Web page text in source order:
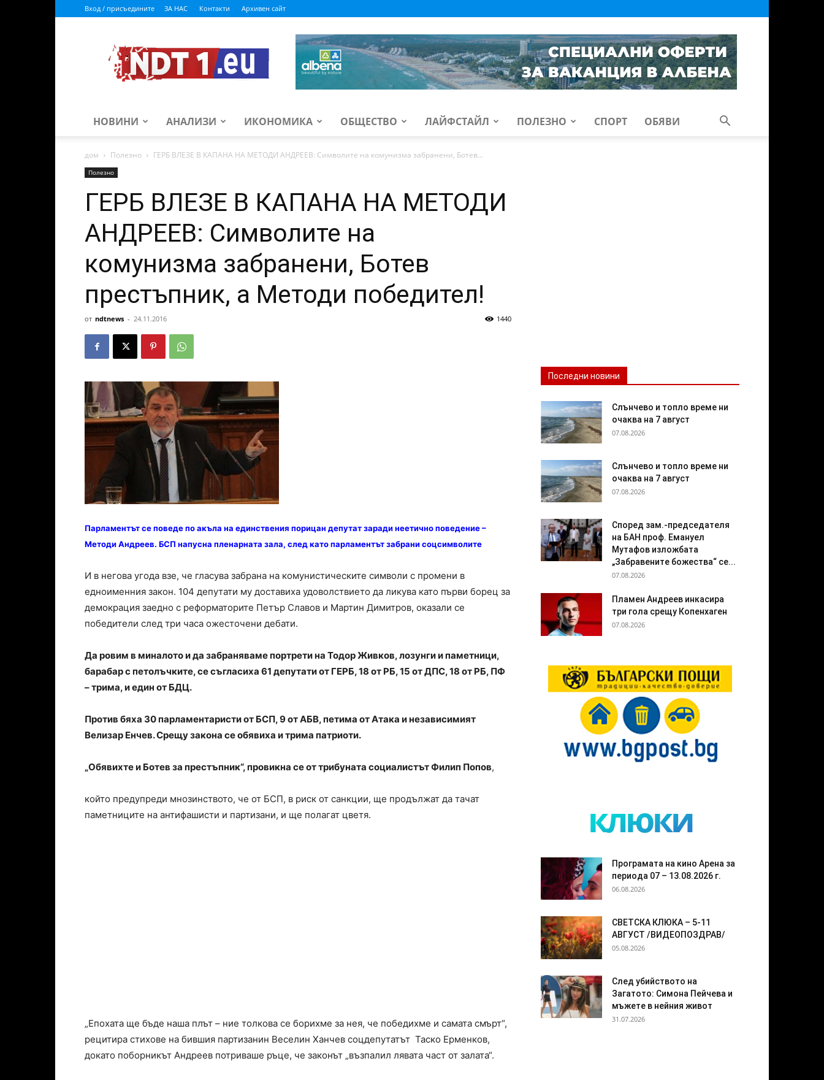
Вход / присъедините ЗА НАС Контакти Архивен сайт
НОВИНИ АНАЛИЗИ ИКОНОМИКА ОБЩЕСТВО ЛАЙФСТАЙЛ ПОЛЕЗНО СПОРТ ОБЯВИ
дом Полезно ГЕРБ ВЛЕЗЕ В КАПАНА НА МЕТОДИ АНДРЕЕВ: Символите на комунизма забранени, Ботев...
Полезно
ГЕРБ ВЛЕЗЕ В КАПАНА НА МЕТОДИ
АНДРЕЕВ: Символите на
комунизма забранени, Ботев
престъпник, а Методи победител!
от ndtnews - 24.11.2016 1440
Парламентът се поведе по акъла на единствения порицан депутат заради неетично поведение –
Методи Андреев. БСП напусна пленарната зала, след като парламентът забрани соцсимволите
И в негова угода взе, че гласува забрана на комунистическите символи с промени в
едноименния закон. 104 депутати му доставиха удоволствието да ликува като първи борец за
демокрация заедно с реформаторите Петър Славов и Мартин Димитров, оказали се
победители след три часа ожесточени дебати.
Да ровим в миналото и да забраняваме портрети на Тодор Живков, лозунги и паметници,
барабар с петолъчките, се съгласиха 61 депутати от ГЕРБ, 18 от РБ, 15 от ДПС, 18 от РБ, ПФ
– трима, и един от БДЦ.
Против бяха 30 парламентаристи от БСП, 9 от АБВ, петима от Атака и независимият
Велизар Енчев. Срещу закона се обявиха и трима патриоти.
„Обявихте и Ботев за престъпник“, провикна се от трибуната социалистът Филип Попов,
който предупреди мнозинството, че от БСП, в риск от санкции, ще продължат да тачат
паметниците на антифашисти и партизани, и ще полагат цветя.
„Епохата ще бъде наша плът – ние толкова се борихме за нея, че победихме и самата смърт“,
рецитира стихове на бившия партизанин Веселин Ханчев соцдепутатът Таско Ерменков,
докато поборникът Андреев потриваше ръце, че законът „възпалил лявата част от залата“.
Последни новини
Слънчево и топло време ни
очаква на 7 август
07.08.2026
Слънчево и топло време ни
очаква на 7 август
07.08.2026
Според зам.-председателя
на БАН проф. Емануел
Мутафов изложбата
„Забравените божества“ се...
07.08.2026
Пламен Андреев инкасира
три гола срещу Копенхаген
07.08.2026
клюки
Програмата на кино Арена за
периода 07 – 13.08.2026 г.
06.08.2026
СВЕТСКА КЛЮКА – 5-11
АВГУСТ /ВИДЕОПОЗДРАВ/
05.08.2026
След убийството на
Загатото: Симона Пейчева и
мъжете в нейния живот
31.07.2026